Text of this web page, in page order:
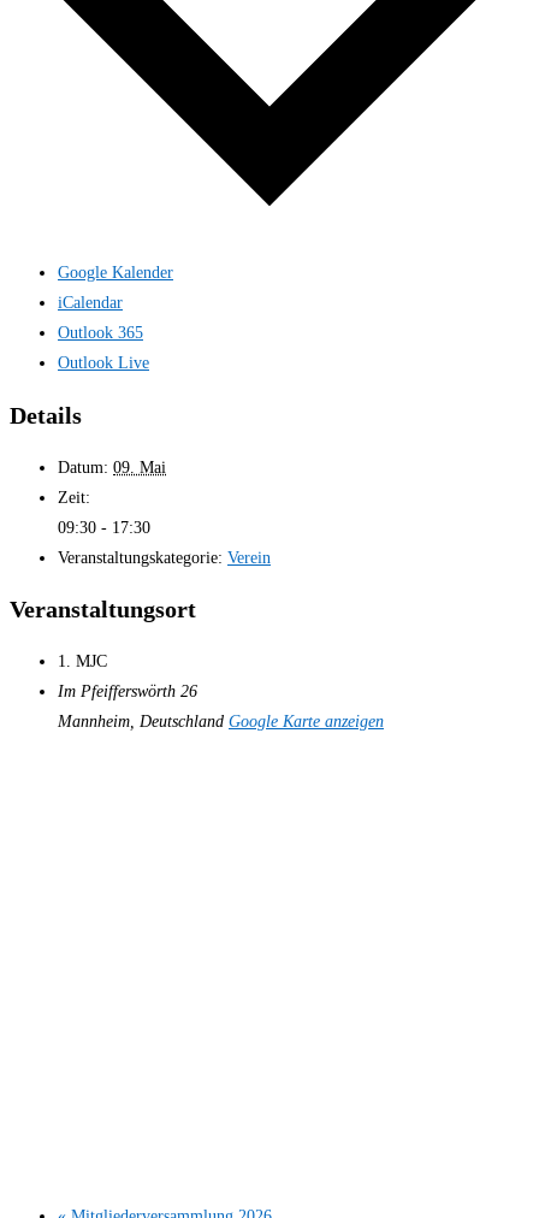
Google Kalender
iCalendar
Outlook 365
Outlook Live
Details
Datum: 09. Mai
Zeit:
09:30 - 17:30
Veranstaltungskategorie: Verein
Veranstaltungsort
1. MJC
Im Pfeifferswörth 26
Mannheim Deutschland Google Karte anzeigen